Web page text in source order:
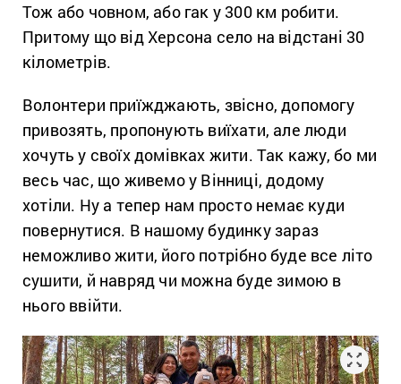
Тож або човном, або гак у 300 км робити.
Притому що від Херсона село на відстані 30
кілометрів.
Волонтери приїжджають, звісно, допомогу
привозять, пропонують виїхати, але люди
хочуть у своїх домівках жити. Так кажу, бо ми
весь час, що живемо у Вінниці, додому
хотіли. Ну а тепер нам просто немає куди
повернутися. В нашому будинку зараз
неможливо жити, його потрібно буде все літо
сушити, й навряд чи можна буде зимою в
нього ввійти.